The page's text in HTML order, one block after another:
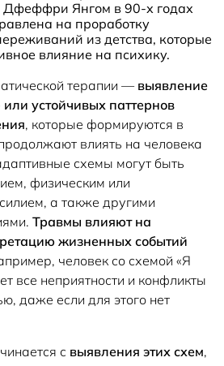
Дфеффри Янгом в 90-х годах
на проработку
из детства, которые
влияние на психику.
терапии — выявление
устойчивых паттернов
, которые формируются в
влиять на человека
схемы могут быть
физическим или
а также другими
Травмы влияют на
жизненных событий
человек со схемой «Я
все неприятности и конфликты
даже если для этого нет
с выявления этих схем,